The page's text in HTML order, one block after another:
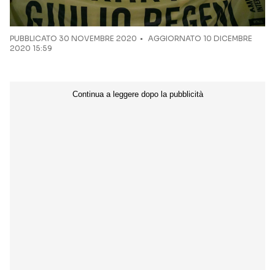
PUBBLICATO 30 NOVEMBRE 2020
AGGIORNATO 10 DICEMBRE
2020 15:59